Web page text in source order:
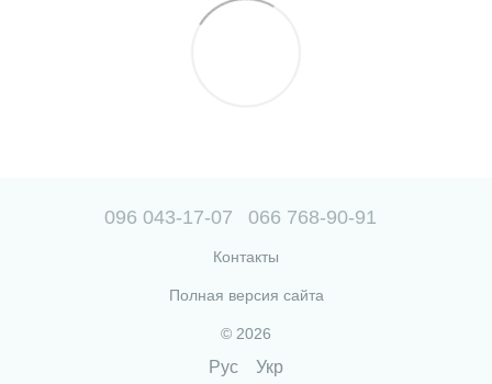
096 043-17-07 066 768-90-91
Контакты
Полная версия сайта
© 2026
Рус Укр